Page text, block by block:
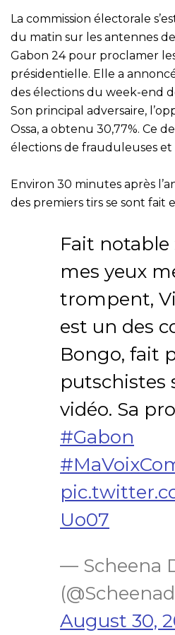
La commission électorale
du matin sur les antennes
Gabon 24 pour proclamer
présidentielle. Elle a
des élections du week-end
Son principal adversaire,
Ossa, a obtenu 30,77%. Ce
élections de frauduleuses
Environ 30 minutes après
des premiers tirs se sont fait
Fait notable
mes yeux
trompent,
est un des
Bongo, fait
putschistes
vidéo. Sa
#Gabon
Uo07
— Scheena
August 30,